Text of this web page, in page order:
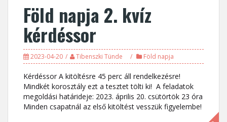
Föld napja 2. kvíz
kérdéssor
2023-04-20 Tibenszki Tünde Föld napja
Kérdéssor A kitöltésre 45 perc áll rendelkezésre!
Mindkét korosztály ezt a tesztet tölti ki! A feladatok
megoldási határideje: 2023. április 20. csütörtök 23 óra
Minden csapatnál az első kitöltést vesszük figyelembe!